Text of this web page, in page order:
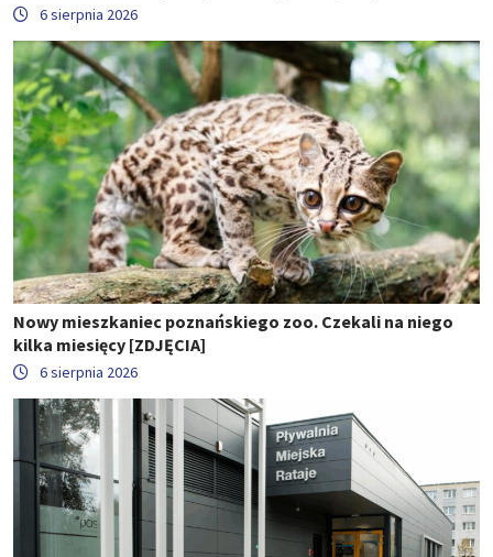
6 sierpnia 2026
Nowy mieszkaniec poznańskiego zoo. Czekali na niego
kilka miesięcy [ZDJĘCIA]
6 sierpnia 2026